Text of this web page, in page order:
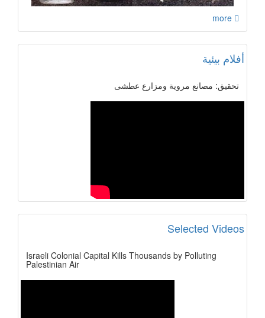
أفلام بيئية
تحقيق: مصانع مروية ومزارع عطشى
Selected Videos
Israeli Colonial Capital Kills Thousands by Polluting
Palestinian Air